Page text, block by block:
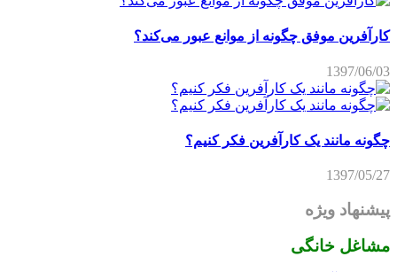
کارآفرین موفق چگونه از موانع عبور می‌کند؟
1397/06/03
چگونه مانند یک کارآفرین فکر کنیم؟
1397/05/27
پیشنهاد ویژه
مشاغل خانگی